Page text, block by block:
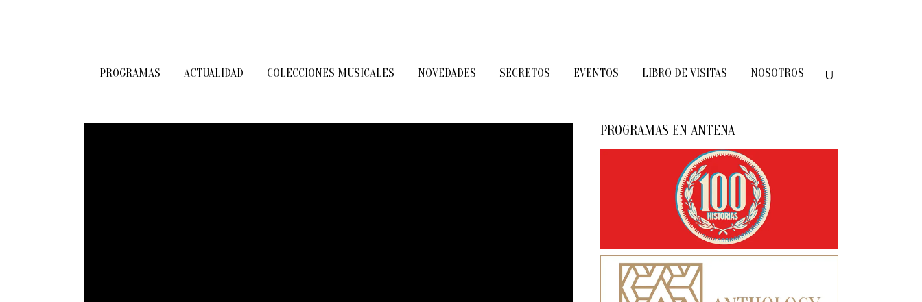
PROGRAMAS ACTUALIDAD COLECCIONES MUSICALES NOVEDADES SECRETOS EVENTOS LIBRO DE VISITAS NOSOTROS
PROGRAMAS EN ANTENA